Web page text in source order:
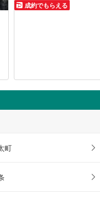
成約でもらえる
町